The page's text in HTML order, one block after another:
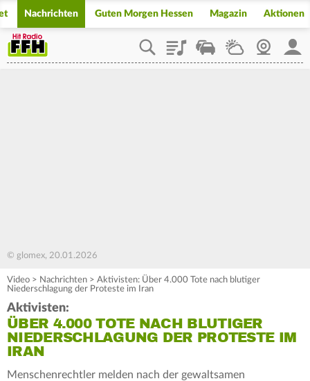
Nachrichten Guten Morgen Hessen Magazin Aktionen
PlaylistStaupilotWetterWebcam
© glomex, 20.01.2026
Video > Nachrichten > Aktivisten: Über 4.000 Tote nach blutiger
Niederschlagung der Proteste im Iran
Aktivisten:
ÜBER 4.000 TOTE NACH BLUTIGER
NIEDERSCHLAGUNG DER PROTESTE IM
IRAN
Menschenrechtler melden nach der gewaltsamen